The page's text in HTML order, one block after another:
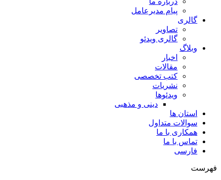
پیام مدیرعامل
گالری
تصاویر
گالری ویدئو
وبلاگ
اخبار
مقالات
کتب تخصصی
نشریات
ویدئوها
دینی و مذهبی
استان ها
سوالات متداول
همکاری با ما
تماس با ما
فارسی
فهرست